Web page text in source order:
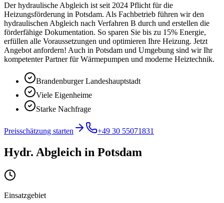
Der hydraulische Abgleich ist seit 2024 Pflicht für die
Heizungsförderung in Potsdam. Als Fachbetrieb führen wir den
hydraulischen Abgleich nach Verfahren B durch und erstellen die
förderfähige Dokumentation. So sparen Sie bis zu 15% Energie,
erfüllen alle Voraussetzungen und optimieren Ihre Heizung. Jetzt
Angebot anfordern! Auch in Potsdam und Umgebung sind wir Ihr
kompetenter Partner für Wärmepumpen und moderne Heiztechnik.
Brandenburger Landeshauptstadt
Viele Eigenheime
Starke Nachfrage
Preisschätzung starten +49 30 55071831
Hydr. Abgleich in Potsdam
Einsatzgebiet